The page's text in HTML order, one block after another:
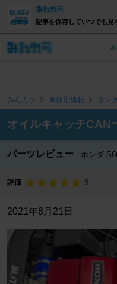
記事を保存していつでも見
みんカラ 車種別情報 ホン
オイルキャッチCAN
パーツレビュー ホンダ
評価 5
2021年8月21日